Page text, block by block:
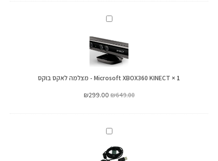
Microsoft
KINECT
-
מצלמה
לאקס
בוקס
1
× Microsoft XBOX360 KINECT - מצלמה לאקס בוקס
₪649.00
₪299.00
מתאם
xbox